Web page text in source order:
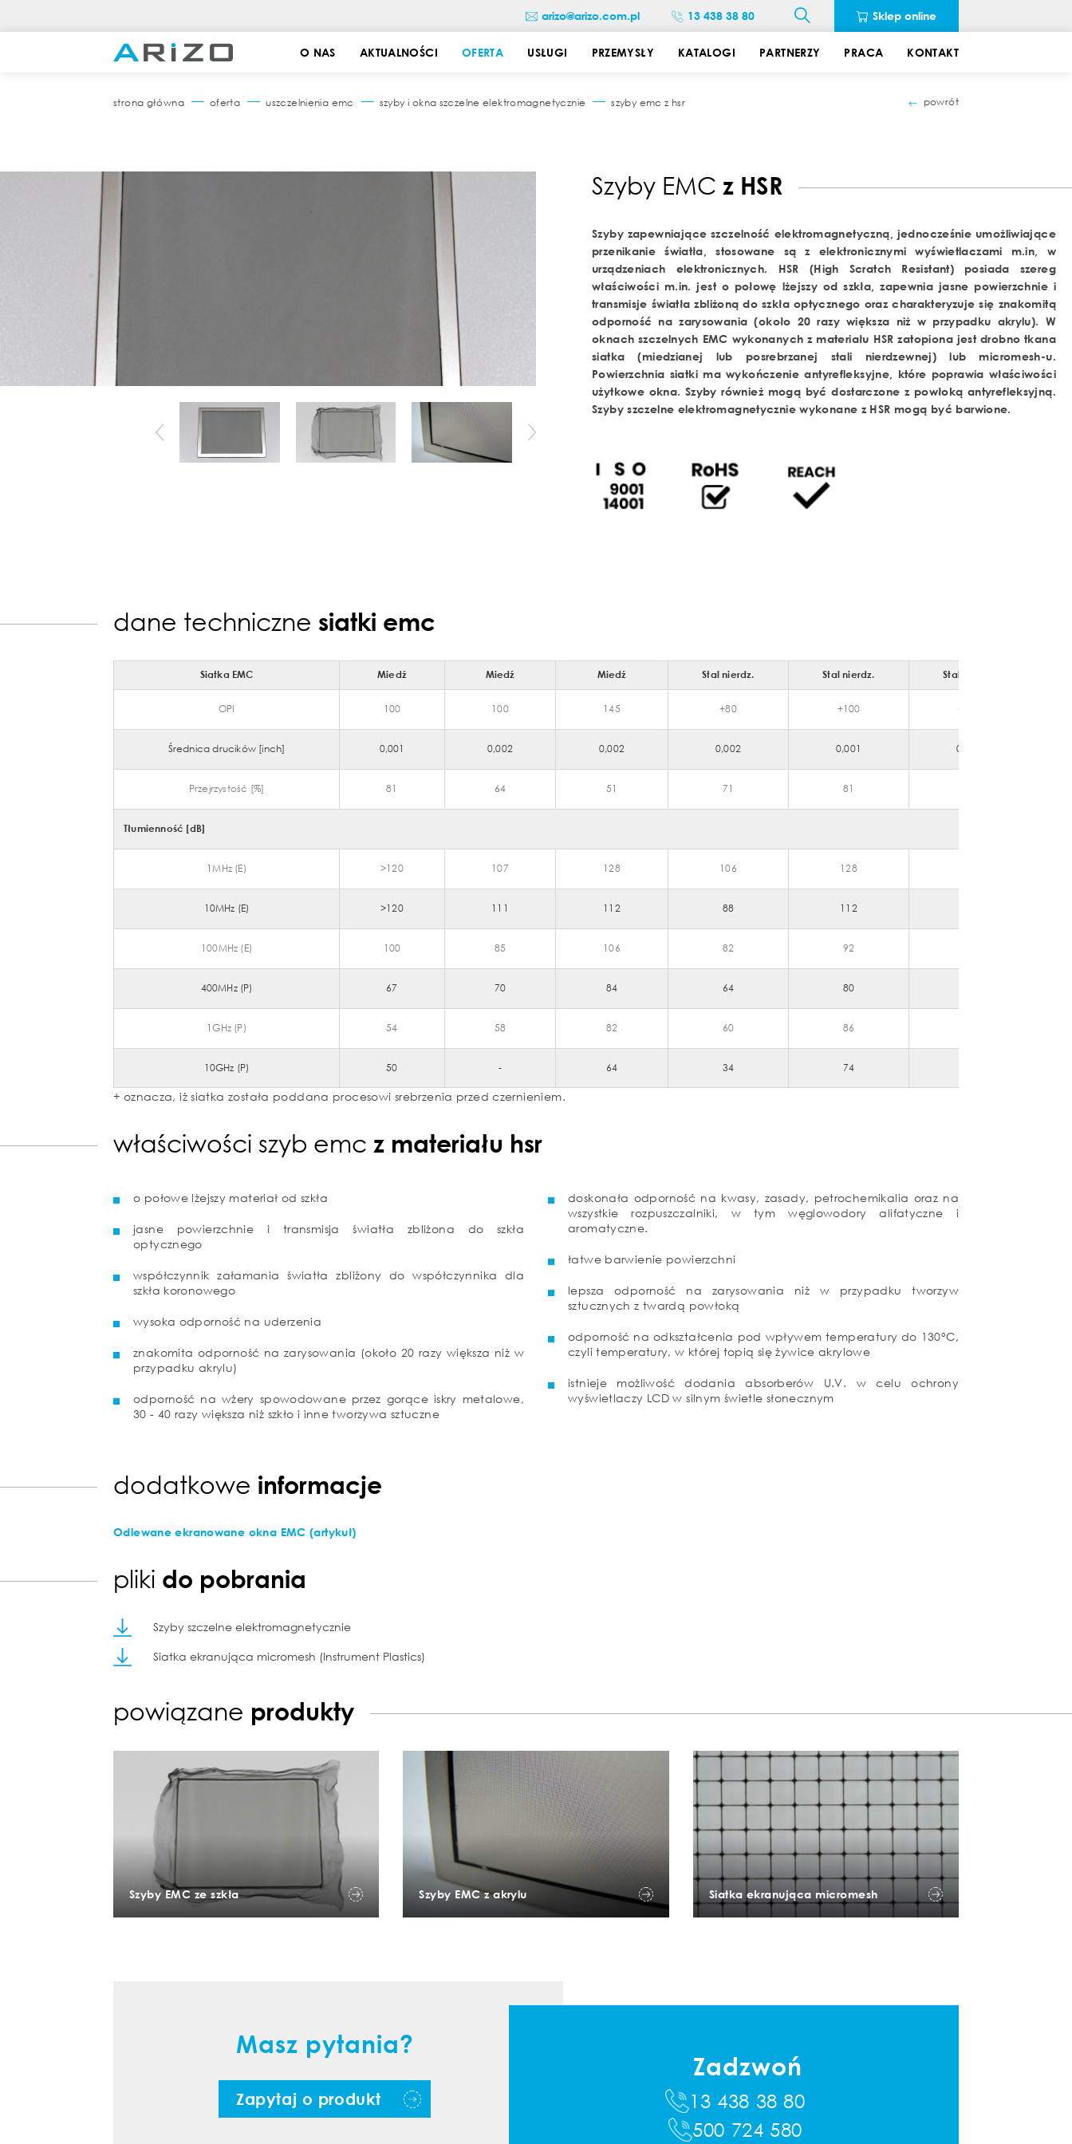
arizo@arizo.com.pl 13 438 38 80 Sklep online
O NAS AKTUALNOŚCI OFERTA USŁUGI PRZEMYSŁY KATALOGI PARTNERZY PRACA KONTAKT
strona główna oferta uszczelnienia emc szyby i okna szczelne elektromagnetycznie szyby emc z hsr powrót
Szyby EMC z HSR
Szyby zapewniające szczelność elektromagnetyczną, jednocześnie umożliwiające
przenikanie światła, stosowane są z elektronicznymi wyświetlaczami m.in, w
urządzeniach elektronicznych. HSR (High Scratch Resistant) posiada szereg
właściwości m.in. jest o połowę lżejszy od szkła, zapewnia jasne powierzchnie i
transmisje światła zbliżoną do szkła optycznego oraz charakteryzuje się znakomitą
odporność na zarysowania (około 20 razy większa niż w przypadku akrylu). W
oknach szczelnych EMC wykonanych z materiału HSR zatopiona jest drobno tkana
siatka (miedzianej lub posrebrzanej stali nierdzewnej) lub micromesh-u.
Powierzchnia siatki ma wykończenie antyrefleksyjne, które poprawia właściwości
użytkowe okna. Szyby również mogą być dostarczone z powłoką antyrefleksyjną.
Szyby szczelne elektromagnetycznie wykonane z HSR mogą być barwione.
dane techniczne siatki emc
Siatka EMC Miedź Miedź Miedź Stal nierdz. Stal nierdz. Stal nierdz.
OPI 100 100 145 +80 +100 +165
Średnica drucików [inch] 0,001 0,002 0,002 0,002 0,001 0,002
Przejrzystość [%] 81 64 51 71 81
Tłumienność [dB]
1MHz (E) >120 107 128 106 128
10MHz (E) >120 111 112 88 112
100MHz (E) 100 85 106 82 92
400MHz (P) 67 70 84 64 80
1GHz (P) 54 58 82 60 86
10GHz (P) 50 - 64 34 74
+ oznacza, iż siatka została poddana procesowi srebrzenia przed czernieniem.
właściwości szyb emc z materiału hsr
o połowe lżejszy materiał od szkła
jasne powierzchnie i transmisja światła zbliżona do szkła
optycznego
współczynnik załamania światła zbliżony do współczynnika dla
szkła koronowego
wysoka odporność na uderzenia
znakomita odporność na zarysowania (około 20 razy większa niż w
przypadku akrylu)
odporność na wżery spowodowane przez gorące iskry metalowe,
30 - 40 razy większa niż szkło i inne tworzywa sztuczne
doskonała odporność na kwasy, zasady, petrochemikalia oraz na
wszystkie rozpuszczalniki, w tym węglowodory alifatyczne i
aromatyczne.
łatwe barwienie powierzchni
lepsza odporność na zarysowania niż w przypadku tworzyw
sztucznych z twardą powłoką
odporność na odkształcenia pod wpływem temperatury do 130°C,
czyli temperatury, w której topią się żywice akrylowe
istnieje możliwość dodania absorberów U.V. w celu ochrony
wyświetlaczy LCD w silnym świetle słonecznym
dodatkowe informacje
Odlewane ekranowane okna EMC (artykuł)
pliki do pobrania
Szyby szczelne elektromagnetycznie
Siatka ekranująca micromesh (Instrument Plastics)
powiązane produkty
Szyby EMC ze szkła Szyby EMC z akrylu Siatka ekranująca micromesh
Masz pytania?
Zapytaj o produkt
Zadzwoń
13 438 38 80
500 724 580